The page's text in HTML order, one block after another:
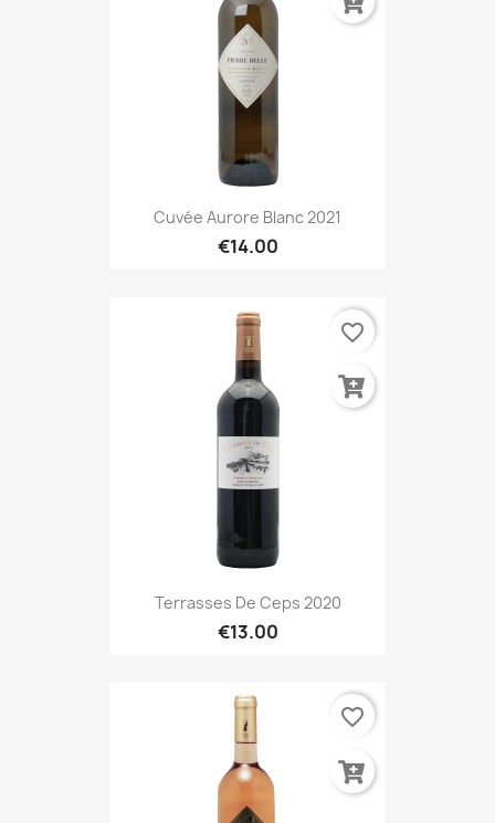
Cuvée Aurore Blanc 2021
€14.00
Terrasses De Ceps 2020
€13.00
favorite_border
favorite_border